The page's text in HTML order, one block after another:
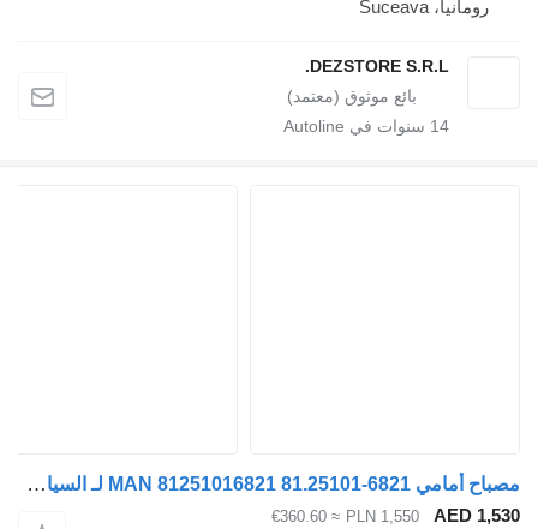
DEZSTORE
سنوات في Autoline
مصباح أمامي MAN 81251016821 81.25101-6821 لـ السيارات القاطرة MAN TGX TGS TGL TGM
PLN 1,550
≈ €360.60